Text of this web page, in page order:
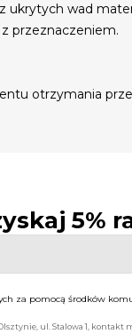
ukrytych wad
przeznaczeniem.
otrzymania
5%
za pomocą środków
ul. Stalowa 1,